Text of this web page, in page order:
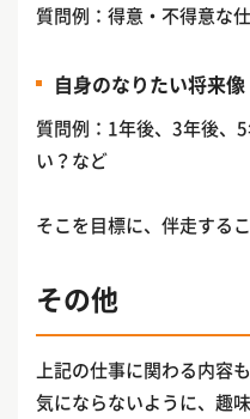
質問例：得意・不得意な
自身のなりたい将来像
質問例：1年後、3年後、
い？など
そこを目標に、伴走する
その他
上記の仕事に関わる内容
気にならないように、趣